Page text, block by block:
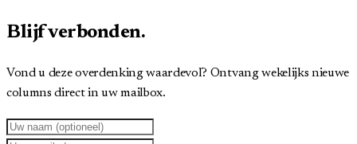
Blijf verbonden.
Vond u deze overdenking waardevol? Ontvang wekelijks nieuwe
columns direct in uw mailbox.